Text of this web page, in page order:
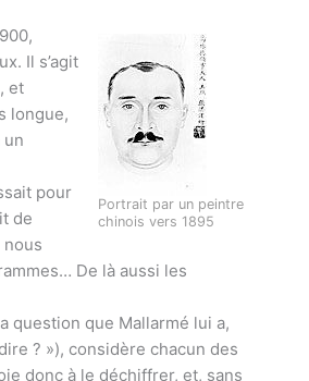
Portrait par un peintre
chinois vers 1895
Il s’agit
et
longue,
un
pour
de
nous
De là aussi les
question que Mallarmé lui a,
? »), considère chacun des
donc à le déchiffrer, et, sans